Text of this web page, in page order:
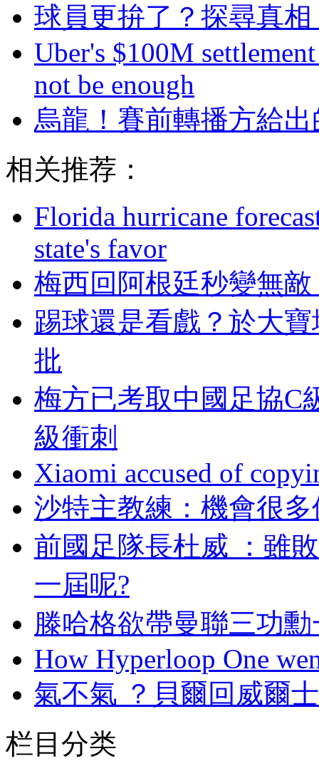
球員更拚了 ？探尋真
Uber's $100M
not be enough
烏龍 ！賽前轉播方
相关推荐：
Florida hurricane
state's favor
梅西回阿根廷秒變無敵
踢球還是看戲？於
批
梅方已考取中國足協C
級衝刺
Xiaomi accused of
沙特主教練：機會
前國足隊長杜威 ：
一屆呢?
滕哈格欲帶曼聯三功
How Hyperloop One
氣不氣 ？貝爾回威
栏目分类